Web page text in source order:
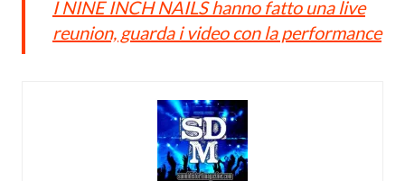
I NINE INCH NAILS hanno fatto una live
reunion, guarda i video con la performance